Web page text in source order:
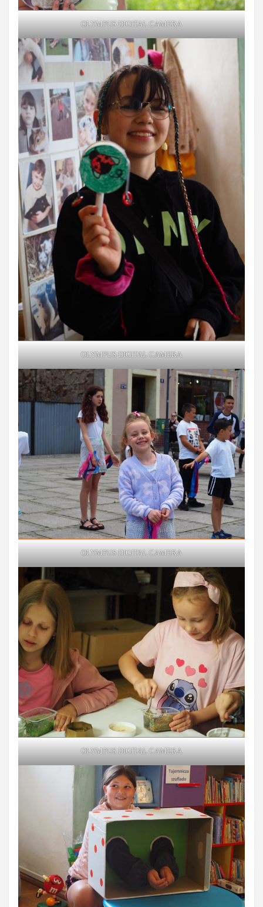
OLYMPUS DIGITAL CAMERA
OLYMPUS DIGITAL CAMERA
OLYMPUS DIGITAL CAMERA
OLYMPUS DIGITAL CAMERA